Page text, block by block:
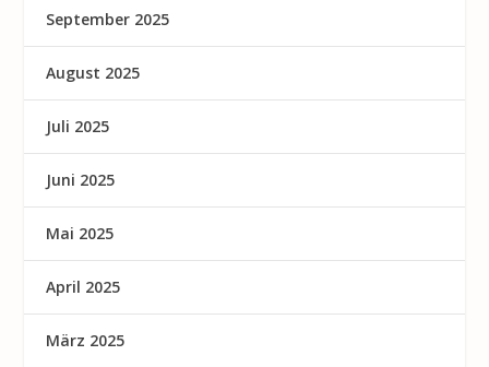
September 2025
August 2025
Juli 2025
Juni 2025
Mai 2025
April 2025
März 2025